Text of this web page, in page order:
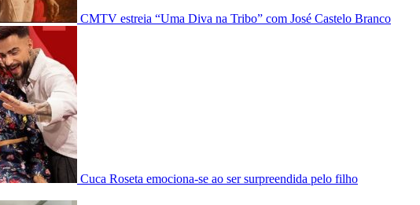
CMTV estreia “Uma Diva na Tribo” com José Castelo Branco
Cuca Roseta emociona-se ao ser surpreendida pelo filho